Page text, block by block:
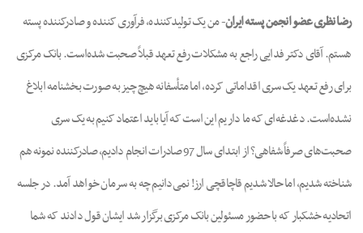
رضا نظری عضو انجمن پسته ایران- من یک تولیدکننده، فرآوری کننده و صادرکننده پسته
هستم. آقای دکتر فدایی راجع به مشکلات رفع تعهد قبلاً صحبت شده‌است. بانک مرکزی
برای رفع تعهد یک سری اقداماتی کرده، اما متأسفانه هیچ چیز به صورت بخشنامه ابلاغ
نشده‌است. دغدغه‌ای که ما داریم این است که آیا باید اعتماد کنیم به یک سری
صحبت‌های صرفاً شفاهی؟ از ابتدای سال 97 صادرات انجام دادیم، صادرکننده نمونه هم
شناخته شدیم، اما حالا شدیم قاچاقچی ارز! نمی‌دانیم چه به سرمان خواهد آمد. در جلسه
اتحادیه خشکبار که با حضور مسئولین بانک مرکزی برگزار شد ایشان قول دادند که شما